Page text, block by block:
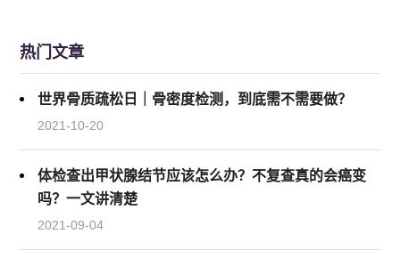
热门文章
世界骨质疏松日｜骨密度检测，到底需不需要做？
2021-10-20
体检查出甲状腺结节应该怎么办？不复查真的会癌变
吗？一文讲清楚
2021-09-04